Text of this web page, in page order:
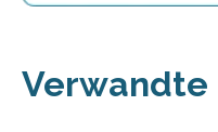
Verwandte